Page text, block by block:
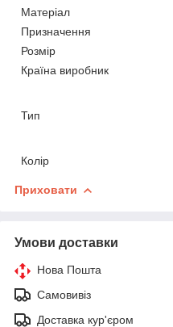
Матеріал
Призначення
Розмір
Країна виробник
Тип
Колір
Приховати
Умови доставки
Нова Пошта
Самовивіз
Доставка кур'єром